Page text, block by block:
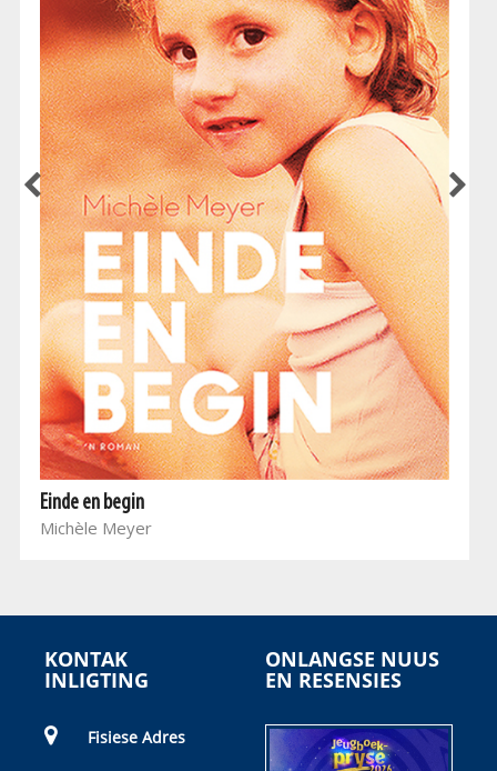
Einde en begin
Michèle Meyer
KONTAK
INLIGTING
Fisiese Adres
ONLANGSE NUUS
EN RESENSIES